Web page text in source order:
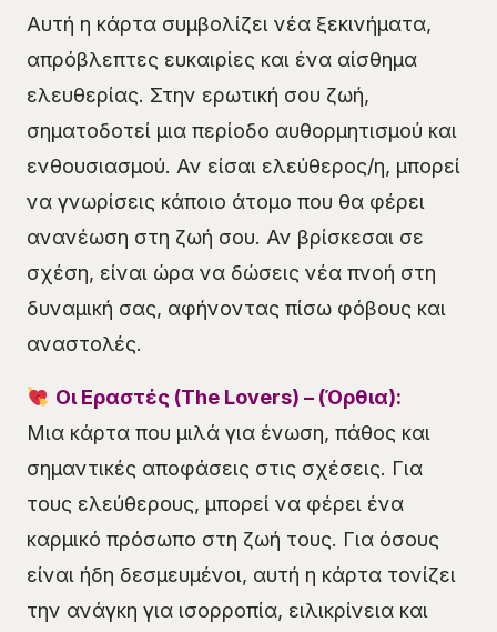
Αυτή η κάρτα συμβολίζει νέα ξεκινήματα,
απρόβλεπτες ευκαιρίες και ένα αίσθημα
ελευθερίας. Στην ερωτική σου ζωή,
σηματοδοτεί μια περίοδο αυθορμητισμού και
ενθουσιασμού. Αν είσαι ελεύθερος/η, μπορεί
να γνωρίσεις κάποιο άτομο που θα φέρει
ανανέωση στη ζωή σου. Αν βρίσκεσαι σε
σχέση, είναι ώρα να δώσεις νέα πνοή στη
δυναμική σας, αφήνοντας πίσω φόβους και
αναστολές.
Οι Εραστές (The Lovers) – (Όρθια):
Μια κάρτα που μιλά για ένωση, πάθος και
σημαντικές αποφάσεις στις σχέσεις. Για
τους ελεύθερους, μπορεί να φέρει ένα
καρμικό πρόσωπο στη ζωή τους. Για όσους
είναι ήδη δεσμευμένοι, αυτή η κάρτα τονίζει
την ανάγκη για ισορροπία, ειλικρίνεια και